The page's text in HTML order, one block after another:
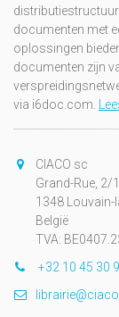
documenten met
oplossingen
documenten zijn
via i6doc.com.
CIACO sc
Grand-Rue, 2/
1348 Louvain-
België
TVA:
+32 10 45 30